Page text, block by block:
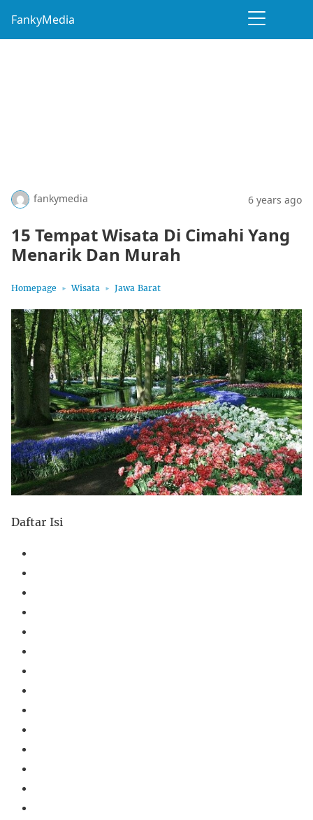
FankyMedia
fankymedia 6 years ago
15 Tempat Wisata Di Cimahi Yang
Menarik Dan Murah
Homepage Wisata Jawa Barat
Daftar Isi